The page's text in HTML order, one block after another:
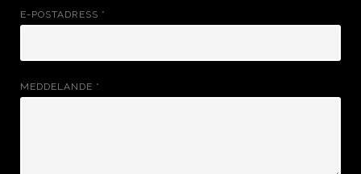
E-POSTADRESS *
MEDDELANDE *